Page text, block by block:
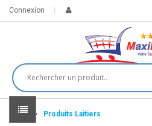
Connexion
Home Produits Laitiers